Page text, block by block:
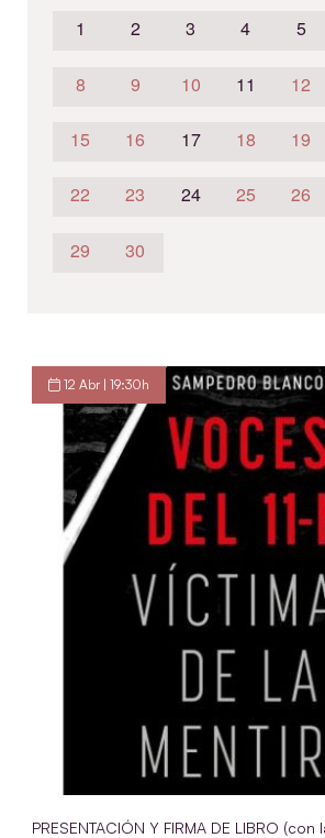
1
2 3 4 5
8 9 10 11 12
15 16 17 18 19
22 23 24 25 26
29 30
12 Abr | 19:30h
PRESENTACIÓN Y FIRMA DE LIBRO